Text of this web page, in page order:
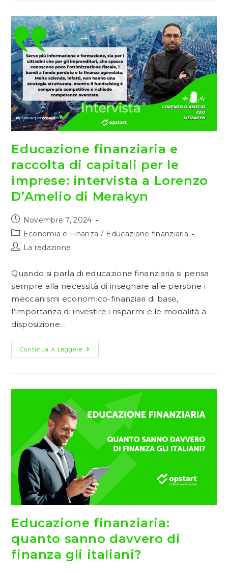
Finanziaria
Secondo
Young
Women
Network
Educazione finanziaria e
raccolta di capitali per le
imprese: intervista a Lorenzo
D’Amelio di Merakyn
Articolo
pubblicato:
Novembre 7, 2024
Categoria
dell'articolo:
Economia e Finanza / Educazione finanziaria
AutoreLa redazione
Quando si parla di educazione finanziaria si pensa
sempre alla necessità di insegnare alle persone i
meccanismi economico-finanziari di base,
l’importanza di investire i risparmi e le modalità a
disposizione…
Continua A Leggere Educazione
Finanziaria
Imprese:
Intervista
D’Amelio
Di
Merakyn
Educazione finanziaria:
quanto sanno davvero di
finanza gli italiani?